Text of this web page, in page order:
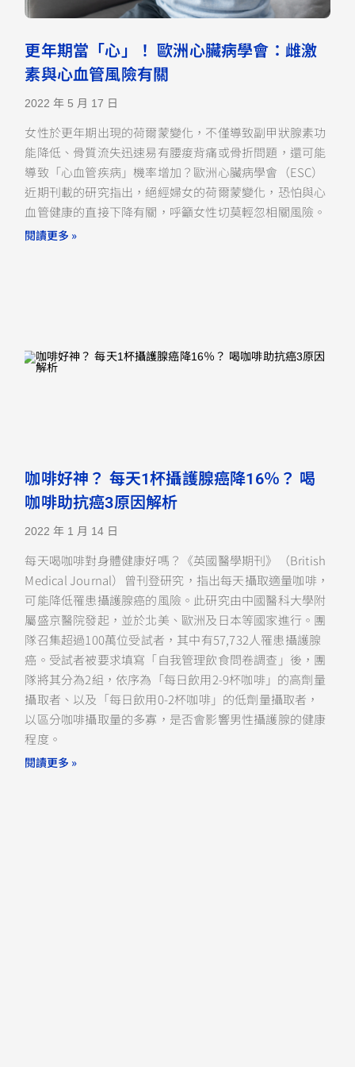
更年期當「心」！ 歐洲心臟病學會：雌激
素與心血管風險有關
2022 年 5 月 17 日
女性於更年期出現的荷爾蒙變化，不僅導致副甲狀腺素功
能降低、骨質流失迅速易有腰痠背痛或骨折問題，還可能
導致「心血管疾病」機率增加？歐洲心臟病學會（ESC）
近期刊載的研究指出，絕經婦女的荷爾蒙變化，恐怕與心
血管健康的直接下降有關，呼籲女性切莫輕忽相關風險。
閱讀更多 »
咖啡好神？ 每天1杯攝護腺癌降16％？ 喝
咖啡助抗癌3原因解析
2022 年 1 月 14 日
每天喝咖啡對身體健康好嗎？《英國醫學期刊》（British
Medical Journal）曾刊登研究，指出每天攝取適量咖啡，
可能降低罹患攝護腺癌的風險。此研究由中國醫科大學附
屬盛京醫院發起，並於北美、歐洲及日本等國家進行。團
隊召集超過100萬位受試者，其中有57,732人罹患攝護腺
癌。受試者被要求填寫「自我管理飲食問卷調查」後，團
隊將其分為2組，依序為「每日飲用2-9杯咖啡」的高劑量
攝取者、以及「每日飲用0-2杯咖啡」的低劑量攝取者，
以區分咖啡攝取量的多寡，是否會影響男性攝護腺的健康
程度。
閱讀更多 »